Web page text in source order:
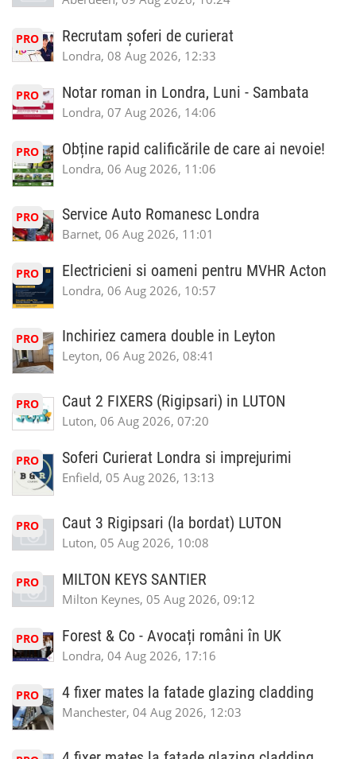
PRO Recrutam șoferi de curierat
Londra, 08 Aug 2026, 12:33
PRO Notar roman in Londra, Luni - Sambata
Londra, 07 Aug 2026, 14:06
PRO Obține rapid calificările de care ai nevoie!
Londra, 06 Aug 2026, 11:06
PRO Service Auto Romanesc Londra
Barnet, 06 Aug 2026, 11:01
PRO Electricieni si oameni pentru MVHR Acton
Londra, 06 Aug 2026, 10:57
PRO Inchiriez camera double in Leyton
Leyton, 06 Aug 2026, 08:41
PRO Caut 2 FIXERS (Rigipsari) in LUTON
Luton, 06 Aug 2026, 07:20
PRO Soferi Curierat Londra si imprejurimi
Enfield, 05 Aug 2026, 13:13
PRO Caut 3 Rigipsari (la bordat) LUTON
Luton, 05 Aug 2026, 10:08
PRO MILTON KEYS SANTIER
Milton Keynes, 05 Aug 2026, 09:12
PRO Forest & Co - Avocați români în UK
Londra, 04 Aug 2026, 17:16
PRO 4 fixer mates la fatade glazing cladding
Manchester, 04 Aug 2026, 12:03